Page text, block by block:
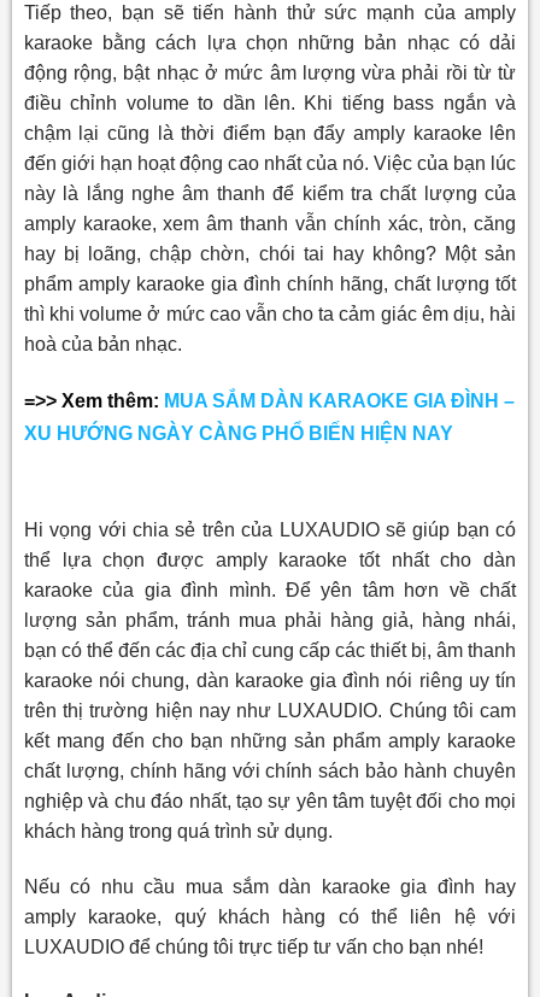
Tiếp theo, bạn sẽ tiến hành thử sức mạnh của amply
karaoke bằng cách lựa chọn những bản nhạc có dải
động rộng, bật nhạc ở mức âm lượng vừa phải rồi từ từ
điều chỉnh volume to dần lên. Khi tiếng bass ngắn và
chậm lại cũng là thời điểm bạn đẩy amply karaoke lên
đến giới hạn hoạt động cao nhất của nó. Việc của bạn lúc
này là lắng nghe âm thanh để kiểm tra chất lượng của
amply karaoke, xem âm thanh vẫn chính xác, tròn, căng
hay bị loãng, chập chờn, chói tai hay không? Một sản
phẩm amply karaoke gia đình chính hãng, chất lượng tốt
thì khi volume ở mức cao vẫn cho ta cảm giác êm dịu, hài
hoà của bản nhạc.
=>> Xem thêm: MUA SẮM DÀN KARAOKE GIA ĐÌNH –
XU HƯỚNG NGÀY CÀNG PHỔ BIẾN HIỆN NAY
Hi vọng với chia sẻ trên của LUXAUDIO sẽ giúp bạn có
thể lựa chọn được amply karaoke tốt nhất cho dàn
karaoke của gia đình mình. Để yên tâm hơn về chất
lượng sản phẩm, tránh mua phải hàng giả, hàng nhái,
bạn có thể đến các địa chỉ cung cấp các thiết bị, âm thanh
karaoke nói chung, dàn karaoke gia đình nói riêng uy tín
trên thị trường hiện nay như LUXAUDIO. Chúng tôi cam
kết mang đến cho bạn những sản phẩm amply karaoke
chất lượng, chính hãng với chính sách bảo hành chuyên
nghiệp và chu đáo nhất, tạo sự yên tâm tuyệt đối cho mọi
khách hàng trong quá trình sử dụng.
Nếu có nhu cầu mua sắm dàn karaoke gia đình hay
amply karaoke, quý khách hàng có thể liên hệ với
LUXAUDIO để chúng tôi trực tiếp tư vấn cho bạn nhé!